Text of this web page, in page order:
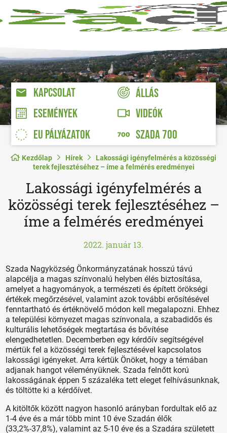
KAPCSOLAT
ÁLLÁS
ESEMÉNYEK
VIDEÓK
EU PÁLYÁZATOK
SZADA 700
Kezdőlap Hírek
Lakossági igényfelmérés a közösségi
terek fejlesztéséhez – íme a felmérés eredményei
Lakossági igényfelmérés a
közösségi terek fejlesztéséhez –
íme a felmérés eredményei
2022. január 13.
Szada Nagyközség Önkormányzatának hosszú távú
alapcélja a magas színvonalú helyben élés biztosítása,
amelyet a hagyományok, a természeti és épített örökségi
értékek megőrzésével, valamint azok további erősítésével
fenntartható és értéknövelő módon kell megalapozni. Ehhez
a települési környezet magas színvonala, a szabadidős és
kulturális lehetőségek megtartása és bővítése
elengedhetetlen. Decemberben egy kérdőív segítségével
mértük fel a közösségi terek fejlesztésével kapcsolatos
lakossági igényeket. Arra kértük Önöket, hogy a témában
adjanak hangot véleményüknek. Szada felnőtt korú
lakosságának éppen 5 százaléka tett eleget felhívásunknak,
és töltötte ki a kérdőívet.
A kitöltők között nagyon hasonló arányban fordultak elő az
1-4 éve és a már több mint 10 éve Szadán élők
(33,2%-37,8%), valamint az 5-10 éve és a Szadára született